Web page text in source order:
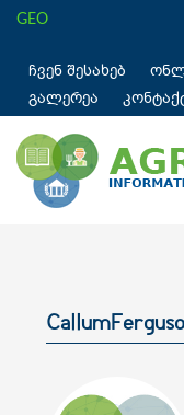
GEO
ჩვენ შესახებ
გალერეა